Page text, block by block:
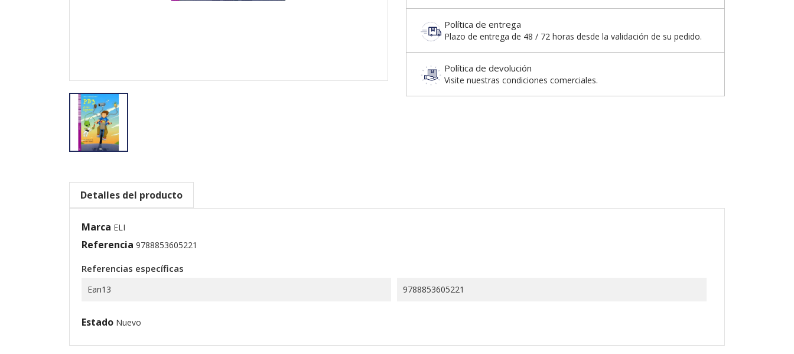
Política de entrega
Plazo de entrega de 48 / 72 horas desde la validación de su pedido.
Política de devolución
Visite nuestras condiciones comerciales.
Detalles del producto
Marca ELI
Referencia 9788853605221
Referencias específicas
Ean13 9788853605221
Estado Nuevo